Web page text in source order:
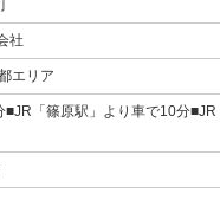
社
エリア
■JR「篠原駅」より車で10分■JR